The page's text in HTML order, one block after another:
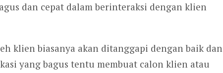
dan cepat dalam berinteraksi dengan klien
klien biasanya akan ditanggapi dengan baik dan
yang bagus tentu membuat calon klien atau